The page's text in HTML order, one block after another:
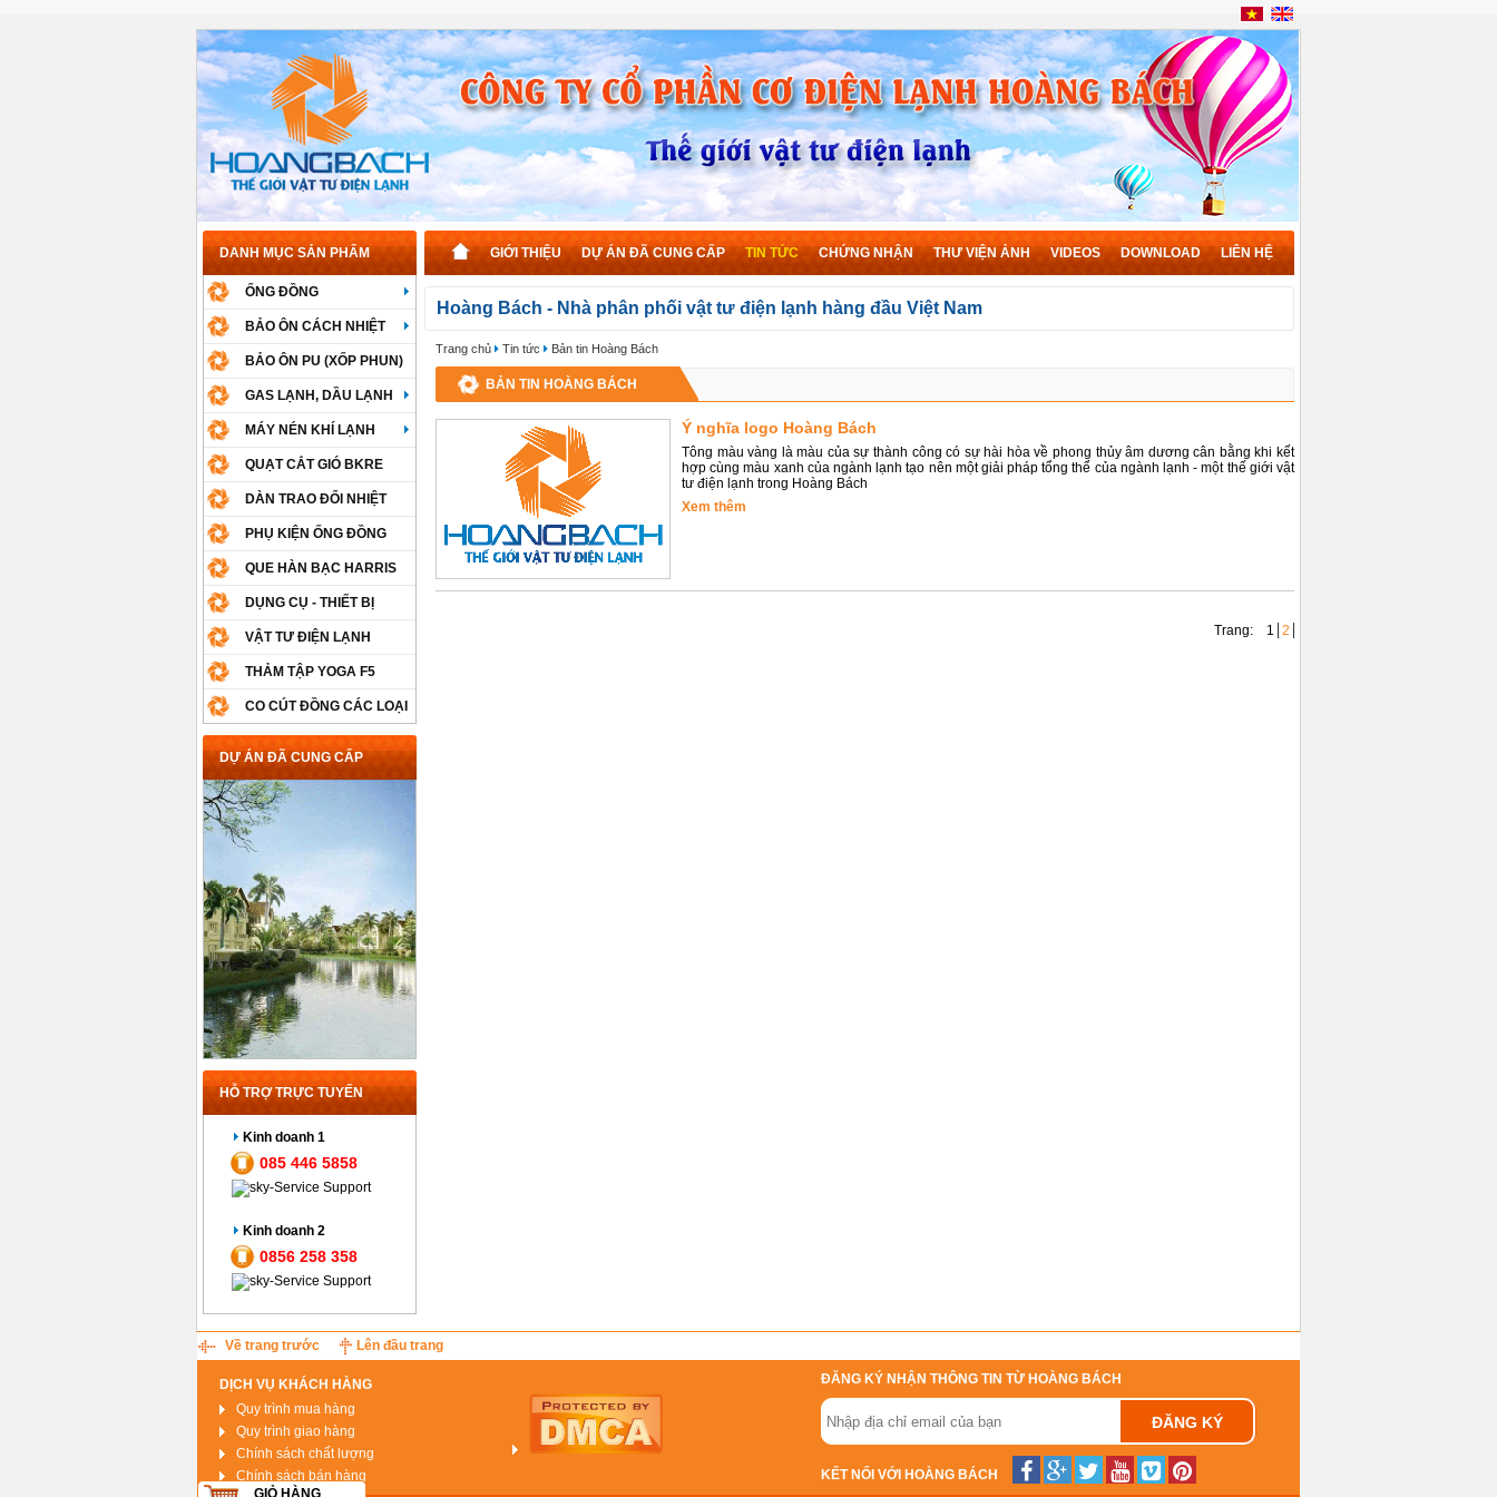
DANH MỤC SẢN PHẨM
ỐNG ĐỒNG
BẢO ÔN CÁCH NHIỆT
BẢO ÔN PU (XỐP PHUN)
GAS LẠNH, DẦU LẠNH
MÁY NÉN KHÍ LẠNH
QUẠT CẮT GIÓ BKRE
DÀN TRAO ĐỔI NHIỆT
PHỤ KIỆN ỐNG ĐỒNG
QUE HÀN BẠC HARRIS
DỤNG CỤ - THIẾT BỊ
VẬT TƯ ĐIỆN LẠNH
THẢM TẬP YOGA F5
CO CÚT ĐỒNG CÁC LOẠI
DỰ ÁN ĐÃ CUNG CẤP
HỖ TRỢ TRỰC TUYẾN
Kinh doanh 1
085 446 5858
Kinh doanh 2
0856 258 358
GIỚI THIỆU DỰ ÁN ĐÃ CUNG CẤP TIN TỨC CHỨNG NHẬN THƯ VIỆN ẢNH VIDEOS DOWNLOAD LIÊN HỆ
Hoàng Bách - Nhà phân phối vật tư điện lạnh hàng đầu Việt Nam
Trang chủ Tin tức Bản tin Hoàng Bách
BẢN TIN HOÀNG BÁCH
Ý nghĩa logo Hoàng Bách
Tông màu vàng là màu của sự thành công có sự hài hòa về phong thủy âm dương cân bằng khi kết
hợp cùng màu xanh của ngành lạnh tạo nên một giải pháp tổng thể của ngành lạnh - một thế giới vật
tư điện lạnh trong Hoàng Bách
Xem thêm
Trang: 1 2
Về trang trước Lên đầu trang
DỊCH VỤ KHÁCH HÀNG
Quy trình mua hàng
Quy trình giao hàng
Chính sách chất lượng
Chính sách bán hàng
ĐĂNG KÝ NHẬN THÔNG TIN TỪ HOÀNG BÁCH
KẾT NỐI VỚI HOÀNG BÁCH
GIỎ HÀNG